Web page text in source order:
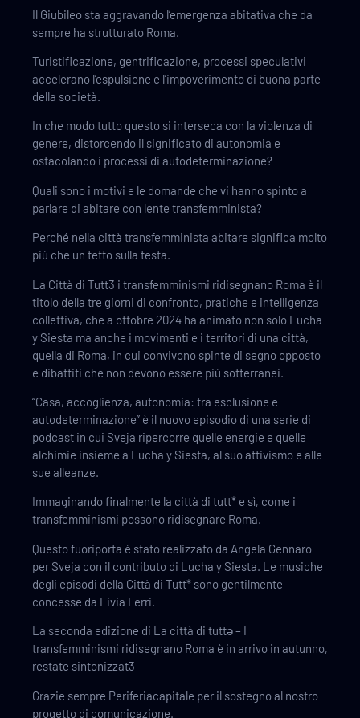
Il Giubileo sta aggravando l’emergenza abitativa che da
sempre ha strutturato Roma.
Turistificazione, gentrificazione, processi speculativi
accelerano l’espulsione e l’impoverimento di buona parte
della società.
In che modo tutto questo si interseca con la violenza di
genere, distorcendo il significato di autonomia e
ostacolando i processi di autodeterminazione?
Quali sono i motivi e le domande che vi hanno spinto a
parlare di abitare con lente transfemminista?
Perché nella città transfemminista abitare significa molto
più che un tetto sulla testa.
La Città di Tutt3 i transfemminismi ridisegnano Roma è il
titolo della tre giorni di confronto, pratiche e intelligenza
collettiva, che a ottobre 2024 ha animato non solo Lucha
y Siesta ma anche i movimenti e i territori di una città,
quella di Roma, in cui convivono spinte di segno opposto
e dibattiti che non devono essere più sotterranei.
“Casa, accoglienza, autonomia: tra esclusione e
autodeterminazione” è il nuovo episodio di una serie di
podcast in cui Sveja ripercorre quelle energie e quelle
alchimie insieme a Lucha y Siesta, al suo attivismo e alle
sue alleanze.
Immaginando finalmente la città di tutt* e sì, come i
transfemminismi possono ridisegnare Roma.
Questo fuoriporta è stato realizzato da Angela Gennaro
per Sveja con il contributo di Lucha y Siesta. Le musiche
degli episodi della Città di Tutt* sono gentilmente
concesse da Livia Ferri.
La seconda edizione di La città di tuttə – I
transfemminismi ridisegnano Roma è in arrivo in autunno,
restate sintonizzat3
Grazie sempre Periferiacapitale per il sostegno al nostro
progetto di comunicazione.